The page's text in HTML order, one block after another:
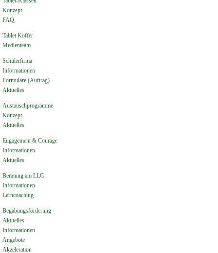
Konzept
FAQ
Tablet Koffer
Medienteam
Schülerfirma
Informationen
Formulare (Auftrag)
Aktuelles
Austauschprogramme
Konzept
Aktuelles
Engagement & Courage
Informationen
Aktuelles
Beratung am LLG
Informationen
Lerncoaching
Begabungsförderung
Aktuelles
Informationen
Angebote
Akzeleration